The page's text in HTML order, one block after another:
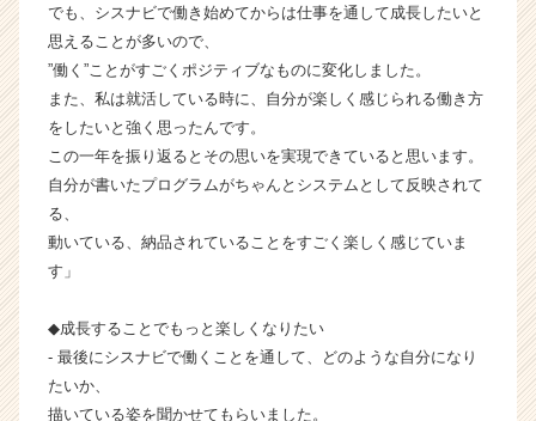
ビ
の
タ
イ
ラ
イ
ン】
ベ
ー・
成
企
でも、シスナビで働き始めてからは仕事を通して成長したいと
思えることが多いので、
”働く”ことがすごくポジティブなものに変化しました。
また、私は就活している時に、自分が楽しく感じられる働き方
をしたいと強く思ったんです。
この一年を振り返るとその思いを実現できていると思います。
自分が書いたプログラムがちゃんとシステムとして反映されて
る、
動いている、納品されていることをすごく楽しく感じていま
す」
◆成長することでもっと楽しくなりたい
- 最後にシスナビで働くことを通して、どのような自分になり
たいか、
描いている姿を聞かせてもらいました。